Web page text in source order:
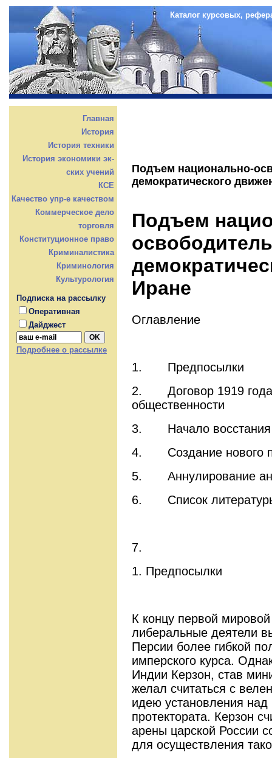
Каталог курсовых,
Главная
История
История техники
История экономики эк-
ских учений
КСЕ
Качество упр-е качеством
Коммерческое дело
торговля
Конституционное право
Криминалистика
Криминология
Культурология
Подписка на рассылку
Оперативная
Дайджест
Подробнее о рассылке
Подъем национально-
демократического
Подъем
Иране
Оглавление
1. Предпосылки
2. Договор 1919 года
общественности
3. Начало восстания
4. Создание нового
5. Аннулирование
6. Список
7.
1. Предпосылки
К концу первой
либеральные деятели
Персии более гибкой
имперского курса.
Индии Керзон, став
желал считаться с
идею установления над
протектората. Керзон
арены царской России
для осуществления